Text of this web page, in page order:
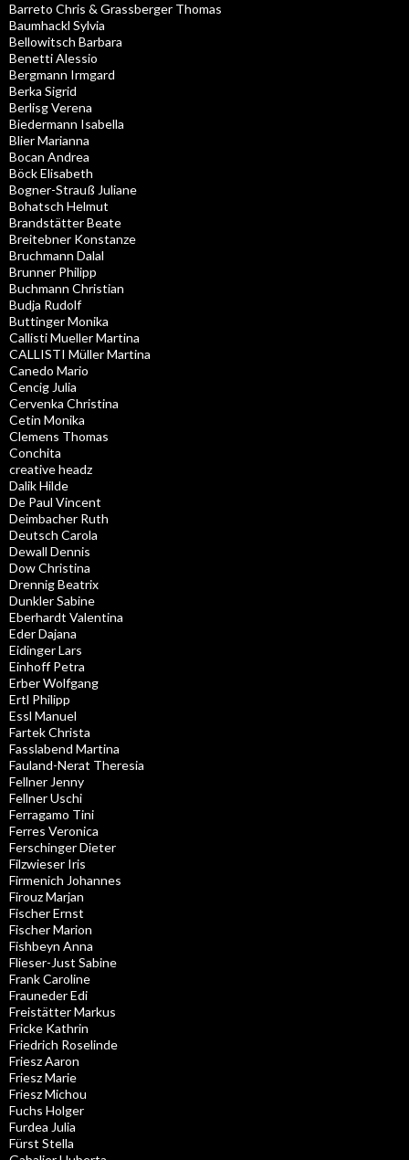
Barreto Chris & Grassberger Thomas
Baumhackl Sylvia
Bellowitsch Barbara
Benetti Alessio
Bergmann Irmgard
Berka Sigrid
Berlisg Verena
Biedermann Isabella
Blier Marianna
Bocan Andrea
Böck Elisabeth
Bogner-Strauß Juliane
Bohatsch Helmut
Brandstätter Beate
Breitebner Konstanze
Bruchmann Dalal
Brunner Philipp
Buchmann Christian
Budja Rudolf
Buttinger Monika
Callisti Mueller Martina
CALLISTI Müller Martina
Canedo Mario
Cencig Julia
Cervenka Christina
Cetin Monika
Clemens Thomas
Conchita
creative headz
Dalik Hilde
De Paul Vincent
Deimbacher Ruth
Deutsch Carola
Dewall Dennis
Dow Christina
Drennig Beatrix
Dunkler Sabine
Eberhardt Valentina
Eder Dajana
Eidinger Lars
Einhoff Petra
Erber Wolfgang
Ertl Philipp
Essl Manuel
Fartek Christa
Fasslabend Martina
Fauland-Nerat Theresia
Fellner Jenny
Fellner Uschi
Ferragamo Tini
Ferres Veronica
Ferschinger Dieter
Filzwieser Iris
Firmenich Johannes
Firouz Marjan
Fischer Ernst
Fischer Marion
Fishbeyn Anna
Flieser-Just Sabine
Frank Caroline
Frauneder Edi
Freistätter Markus
Fricke Kathrin
Friedrich Roselinde
Friesz Aaron
Friesz Marie
Friesz Michou
Fuchs Holger
Furdea Julia
Fürst Stella